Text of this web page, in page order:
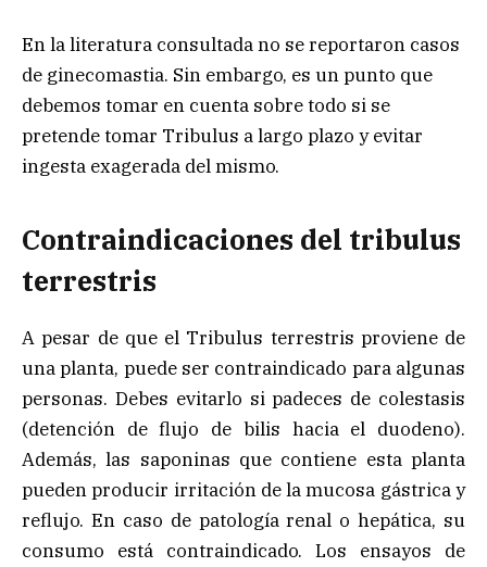
En la literatura consultada no se reportaron casos
de ginecomastia. Sin embargo, es un punto que
debemos tomar en cuenta sobre todo si se
pretende tomar Tribulus a largo plazo y evitar
ingesta exagerada del mismo.
Contraindicaciones del tribulus
terrestris
A pesar de que el Tribulus terrestris proviene de
una planta, puede ser contraindicado para algunas
personas. Debes evitarlo si padeces de colestasis
(detención de flujo de bilis hacia el duodeno).
Además, las saponinas que contiene esta planta
pueden producir irritación de la mucosa gástrica y
reflujo. En caso de patología renal o hepática, su
consumo está contraindicado. Los ensayos de